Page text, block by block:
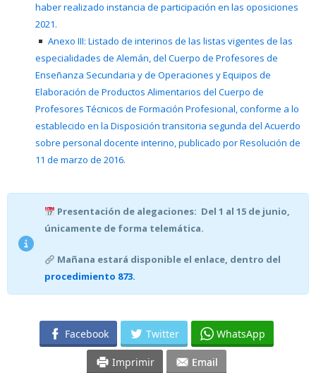
haber realizado instancia de participación en las oposiciones
2021.
Anexo III: Listado de interinos de las listas vigentes de las
especialidades de Alemán, del Cuerpo de Profesores de
Enseñanza Secundaria y de Operaciones y Equipos de
Elaboración de Productos Alimentarios del Cuerpo de
Profesores Técnicos de Formación Profesional, conforme a lo
establecido en la Disposición transitoria segunda del Acuerdo
sobre personal docente interino, publicado por Resolución de
11 de marzo de 2016.
Presentación de alegaciones: Del 1 al 15 de junio,
únicamente de forma telemática.
Mañana estará disponible el enlace, dentro del
procedimiento 873.
Facebook Twitter WhatsApp
Imprimir Email